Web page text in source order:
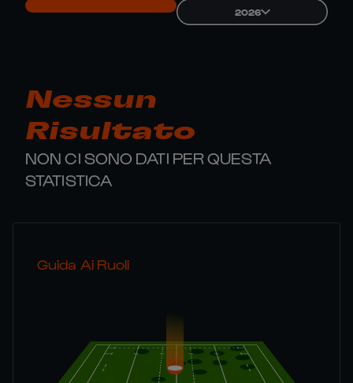
2026
Nessun
Risultato
NON CI SONO DATI PER QUESTA
STATISTICA
Guida Ai Ruoli